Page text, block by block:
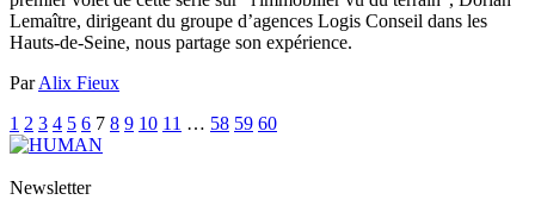
Lemaître, dirigeant du groupe d’agences Logis Conseil dans les
Hauts-de-Seine, nous partage son expérience.
ParAlix Fieux
1 2 3 4 5 6 7 8 9 10 11 … 58 59 60
Newsletter